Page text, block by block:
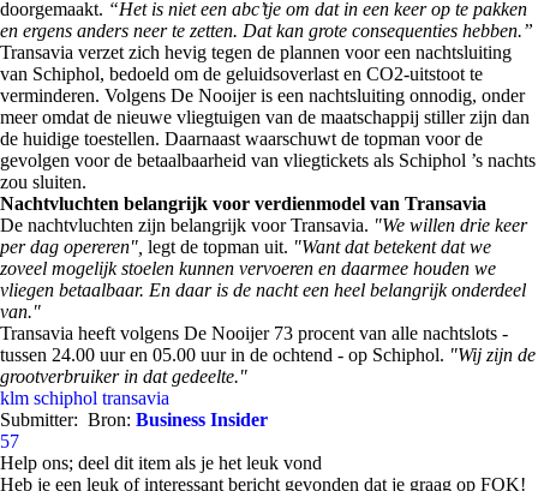
doorgemaakt. “Het is niet een abc’tje om dat in een keer op te pakken
en ergens anders neer te zetten. Dat kan grote consequenties hebben.”
Transavia verzet zich hevig tegen de plannen voor een nachtsluiting
van Schiphol, bedoeld om de geluidsoverlast en CO2-uitstoot te
verminderen. Volgens De Nooijer is een nachtsluiting onnodig, onder
meer omdat de nieuwe vliegtuigen van de maatschappij stiller zijn dan
de huidige toestellen. Daarnaast waarschuwt de topman voor de
gevolgen voor de betaalbaarheid van vliegtickets als Schiphol ’s nachts
zou sluiten.
Nachtvluchten belangrijk voor verdienmodel van Transavia
De nachtvluchten zijn belangrijk voor Transavia. "We willen drie keer
per dag opereren", legt de topman uit. "Want dat betekent dat we
zoveel mogelijk stoelen kunnen vervoeren en daarmee houden we
vliegen betaalbaar. En daar is de nacht een heel belangrijk onderdeel
van."
Transavia heeft volgens De Nooijer 73 procent van alle nachtslots -
tussen 24.00 uur en 05.00 uur in de ochtend - op Schiphol. "Wij zijn de
grootverbruiker in dat gedeelte."
klm schiphol transavia
Submitter: Bron: Business Insider
57
Help ons; deel dit item als je het leuk vond
Heb je een leuk of interessant bericht gevonden dat je graag op FOK!